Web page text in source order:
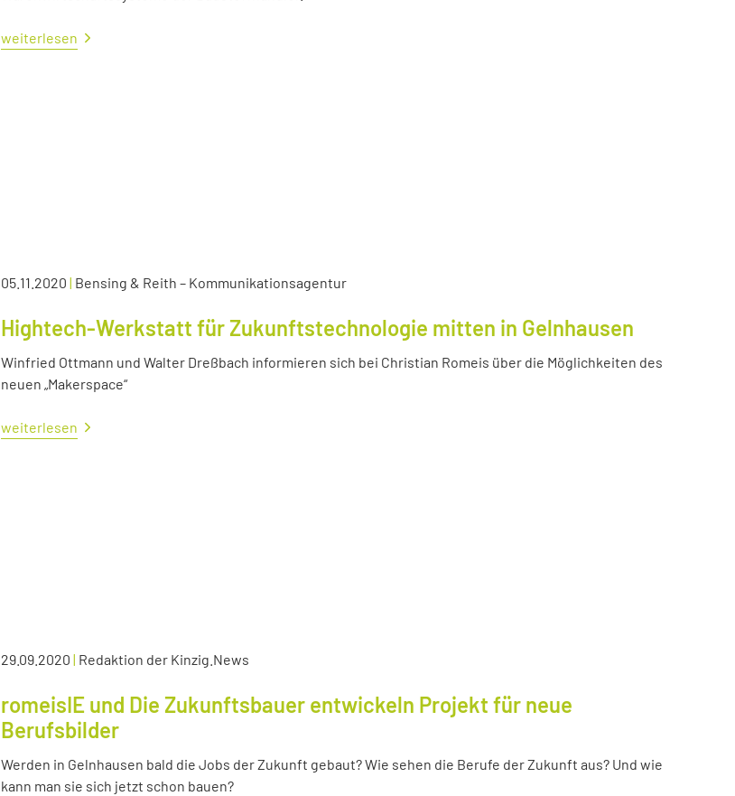
weiterlesen
05.11.2020 | Bensing & Reith – Kommunikationsagentur
Hightech-Werkstatt für Zukunftstechnologie mitten in Gelnhausen
Winfried Ottmann und Walter Dreßbach informieren sich bei Christian Romeis über die Möglichkeiten des
neuen „Makerspace“
weiterlesen
29.09.2020 | Redaktion der Kinzig.News
romeisIE und Die Zukunftsbauer entwickeln Projekt für neue
Berufsbilder
Werden in Gelnhausen bald die Jobs der Zukunft gebaut? Wie sehen die Berufe der Zukunft aus? Und wie
kann man sie sich jetzt schon bauen?